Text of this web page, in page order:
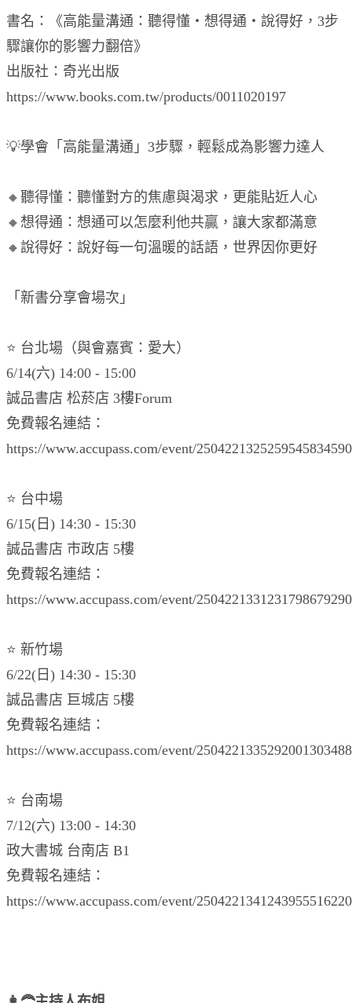
書名：《高能量溝通：聽得懂‧想得通‧說得好，3步
驟讓你的影響力翻倍》
出版社：奇光出版
https://www.books.com.tw/products/0011020197
💡學會「高能量溝通」3步驟，輕鬆成為影響力達人
🔸聽得懂：聽懂對方的焦慮與渴求，更能貼近人心
🔸想得通：想通可以怎麼利他共贏，讓大家都滿意
🔸說得好：說好每一句溫暖的話語，世界因你更好
「新書分享會場次」
⭐️ 台北場（與會嘉賓：愛大）
6/14(六) 14:00 - 15:00
誠品書店 松菸店 3樓Forum
免費報名連結：
https://www.accupass.com/event/2504221325259545834590
⭐️ 台中場
6/15(日) 14:30 - 15:30
誠品書店 市政店 5樓
免費報名連結：
https://www.accupass.com/event/2504221331231798679290
⭐️ 新竹場
6/22(日) 14:30 - 15:30
誠品書店 巨城店 5樓
免費報名連結：
https://www.accupass.com/event/2504221335292001303488
⭐️ 台南場
7/12(六) 13:00 - 14:30
政大書城 台南店 B1
免費報名連結：
https://www.accupass.com/event/2504221341243955516220